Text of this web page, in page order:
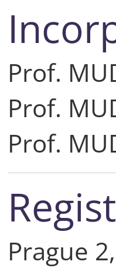
Prof.
Prof.
Prof.
Prague